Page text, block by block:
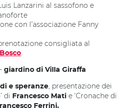
Lanzarini al sassofono e
con l’associazione Fanny
consigliata al
.
- giardino di Villa Giraffa
e speranze, presentazione dei
di Francesco Mati e ‘Cronache di
Ferrini.